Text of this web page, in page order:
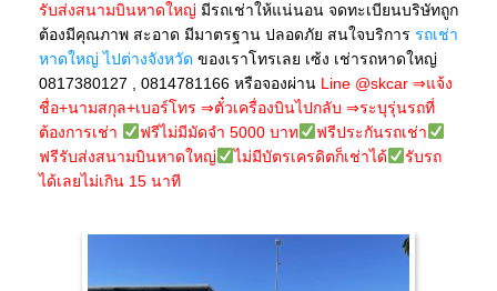
รับส่งสนามบินหาดใหญ่ มีรถเช่าให้แน่นอน จดทะเบียนบริษัทถูก
ต้องมีคุณภาพ สะอาด มีมาตรฐาน ปลอดภัย สนใจบริการ รถเช่า
หาดใหญ่ ไปต่างจังหวัด ของเราโทรเลย เซ้ง เช่ารถหาดใหญ่
0817380127 , 0814781166 หรือจองผ่าน Line @skcar ⇒แจ้ง
ชื่อ+นามสกุล+เบอร์โทร ⇒ตั๋วเครื่องบินไปกลับ ⇒ระบุรุ่นรถที่
ต้องการเช่า
ฟรีไม่มีมัดจำ 5000 บาท
ฟรีประกันรถเช่า
ฟรีรับส่งสนามบินหาดใหญ่
ไม่มีบัตรเครดิตก็เช่าได้
รับรถ
ได้เลยไม่เกิน 15 นาที